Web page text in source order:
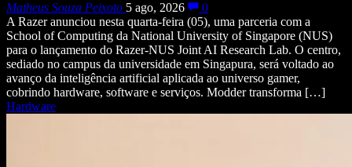
Matheus Souza Peixoto 5 ago, 2026
0
A Razer anunciou nesta quarta-feira (05), uma parceria com a
School of Computing da National University of Singapore (NUS)
para o lançamento do Razer-NUS Joint AI Research Lab. O centro,
sediado no campus da universidade em Singapura, será voltado ao
avanço da inteligência artificial aplicada ao universo gamer,
cobrindo hardware, software e serviços. Modder transforma […]
Hardware